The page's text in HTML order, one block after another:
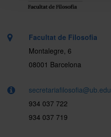
Facultat de Filosofia
Montalegre, 6
08001 Barcelona
secretariafilosofia@ub.edu
934 037 722
934 037 719